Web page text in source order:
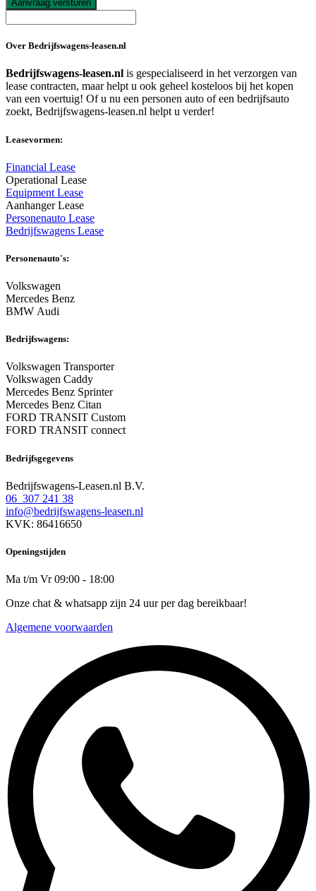
Aanvraag versturen
Over Bedrijfswagens-leasen.nl
Bedrijfswagens-leasen.nl is gespecialiseerd in het verzorgen van
lease contracten, maar helpt u ook geheel kosteloos bij het kopen
van een voertuig! Of u nu een personen auto of een bedrijfsauto
zoekt, Bedrijfswagens-leasen.nl helpt u verder!
Leasevormen:
Financial Lease
Operational Lease
Equipment Lease
Aanhanger Lease
Personenauto Lease
Bedrijfswagens Lease
Personenauto's:
Volkswagen
Mercedes Benz
BMW Audi
Bedrijfswagens:
Volkswagen Transporter
Volkswagen Caddy
Mercedes Benz Sprinter
Mercedes Benz Citan
FORD TRANSIT Custom
FORD TRANSIT connect
Bedrijfsgegevens
Bedrijfswagens-Leasen.nl B.V.
06 307 241 38
info@bedrijfswagens-leasen.nl
KVK: 86416650
Openingstijden
Ma t/m Vr 09:00 - 18:00
Onze chat & whatsapp zijn 24 uur per dag bereikbaar!
Algemene voorwaarden